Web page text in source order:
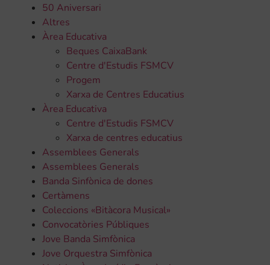
50 Aniversari
Altres
Àrea Educativa
Beques CaixaBank
Centre d'Estudis FSMCV
Progem
Xarxa de Centres Educatius
Àrea Educativa
Centre d'Estudis FSMCV
Xarxa de centres educatius
Assemblees Generals
Assemblees Generals
Banda Sinfònica de dones
Certàmens
Coleccions «Bitàcora Musical»
Convocatòries Públiques
Jove Banda Simfònica
Jove Orquestra Simfònica